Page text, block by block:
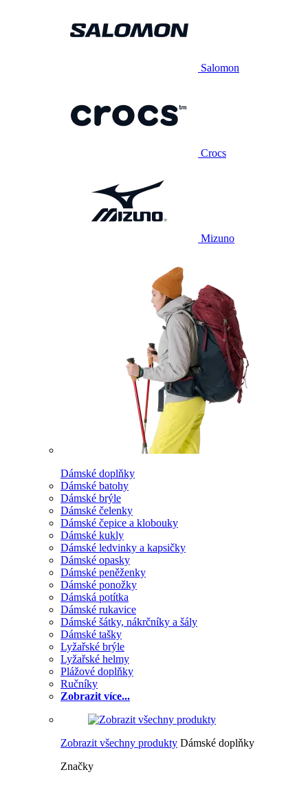
Salomon
Crocs
Mizuno
Dámské doplňky
Dámské batohy
Dámské brýle
Dámské čelenky
Dámské čepice a klobouky
Dámské kukly
Dámské ledvinky a kapsičky
Dámské opasky
Dámské peněženky
Dámské ponožky
Dámská potítka
Dámské rukavice
Dámské šátky, nákrčníky a šály
Dámské tašky
Lyžařské brýle
Lyžařské helmy
Plážové doplňky
Ručníky
Zobrazit více...
Zobrazit všechny produkty Dámské doplňky
Značky